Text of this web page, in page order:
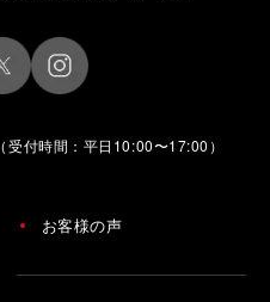
（受付時間：平日10:00〜17:00）
お客様の声